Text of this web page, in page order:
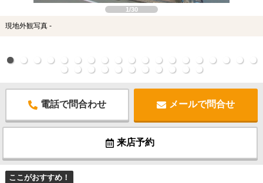
1/30
現地外観写真 -
電話で問合わせ メールで問合せ
来店予約
ここがおすすめ！